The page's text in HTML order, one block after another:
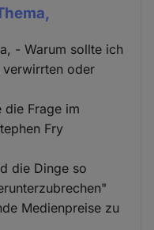
- Warum sollte ich
verwirrten oder
die Frage im
Fry
die Dinge so
Medienpreise zu